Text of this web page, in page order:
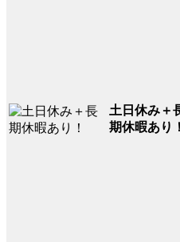
土日休み＋
期休暇あり！